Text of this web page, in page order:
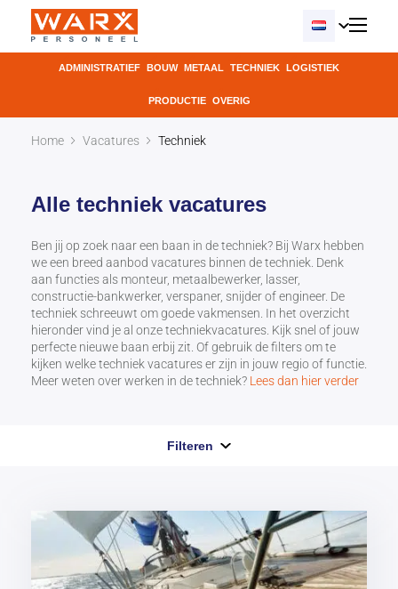
ADMINISTRATIEF BOUW METAAL TECHNIEK LOGISTIEK
PRODUCTIE OVERIG
Home Vacatures Techniek
Alle techniek vacatures
Ben jij op zoek naar een baan in de techniek? Bij Warx hebben
we een breed aanbod vacatures binnen de techniek. Denk
aan functies als monteur, metaalbewerker, lasser,
constructie-bankwerker, verspaner, snijder of engineer. De
techniek schreeuwt om goede vakmensen. In het overzicht
hieronder vind je al onze techniekvacatures. Kijk snel of jouw
perfecte nieuwe baan erbij zit. Of gebruik de filters om te
kijken welke techniek vacatures er zijn in jouw regio of functie.
Meer weten over werken in de techniek? Lees dan hier verder
Filteren